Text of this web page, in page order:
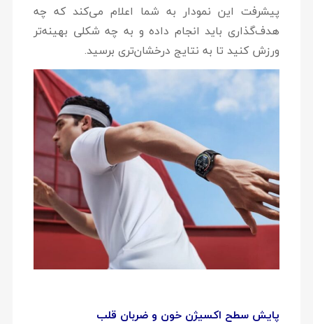
پیشرفت این نمودار به شما اعلام می‌کند که چه
هدف‌گذاری باید انجام داده و به چه شکلی بهینه‌تر
ورزش کنید تا به نتایج درخشان‌تری برسید.
پایش سطح اکسیژن خون و ضربان قلب